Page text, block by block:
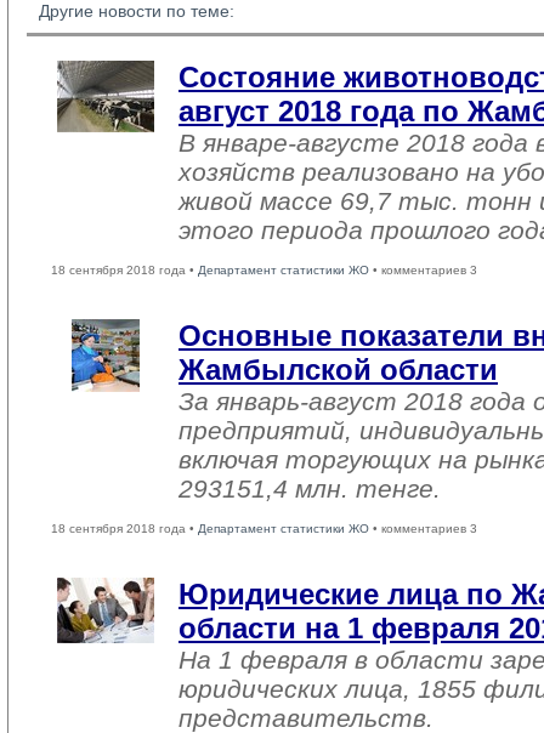
Другие новости по теме:
Состояние
август 2018 года по
В январе-августе 2018 года
хозяйств реализовано на
живой массе 69,7 тыс. тонн
этого периода прошлого
18 сентября 2018 года • Департамент статистики ЖО • комментариев 3
Основные показатели
Жамбылской области
За январь-август 2018
предприятий,
включая торгующих на
293151,4 млн. тенге.
18 сентября 2018 года • Департамент статистики ЖО • комментариев 3
Юридические лица по
области на 1 февраля
На 1 февраля в области
юридических лица, 1855
представительств.